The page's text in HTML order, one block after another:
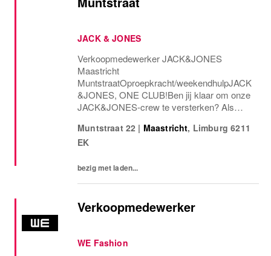
JACK & JONES
Verkoopmedewerker JACK&JONES
Maastricht
MuntstraatOproepkracht/weekendhulpJACK
&JONES, ONE CLUB!Ben jij klaar om onze
JACK&JONES-crew te versterken? Als
geef je stijladvies en zorg je samen met je
collegas (de ONE CLUB!) dat de winkel er
Muntstraat 22 | Maastricht, Limburg 6211
EK
bezig met laden...
Verkoopmedewerker
WE Fashion